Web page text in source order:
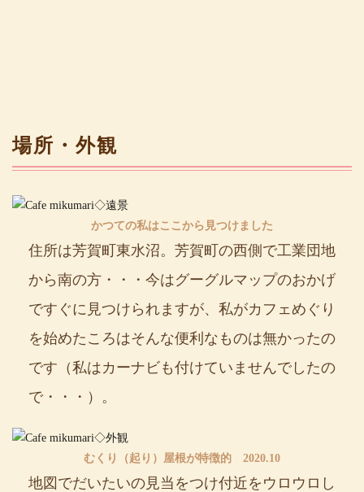
場所・外観
かつての私はここから見つけました
住所は芳賀町東水沼。芳賀町の西側で工業団地
から南の方・・・今はグーグルマップのおかげ
ですぐに見つけられますが、私がカフェめぐり
を始めたころはそんな便利なものは無かったの
です（私はカーナビも付けていませんでしたの
で・・・）。
むくり（起り）屋根が特徴的 2020.10
地図でだいたいの見当をつけ付近をウロウロし